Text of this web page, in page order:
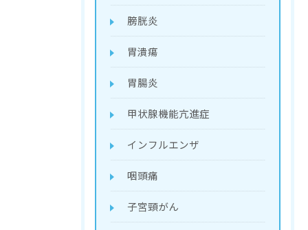
膀胱炎
胃潰瘍
胃腸炎
甲状腺機能亢進症
インフルエンザ
咽頭痛
子宮頸がん